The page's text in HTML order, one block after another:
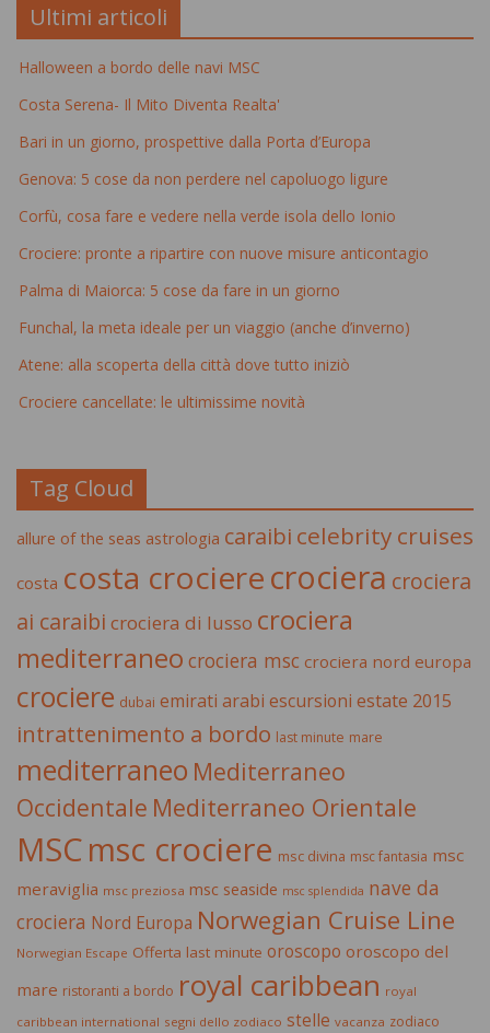
Ultimi articoli
Halloween a bordo delle navi MSC
Costa Serena- Il Mito Diventa Realta'
Bari in un giorno, prospettive dalla Porta d’Europa
Genova: 5 cose da non perdere nel capoluogo ligure
Corfù, cosa fare e vedere nella verde isola dello Ionio
Crociere: pronte a ripartire con nuove misure anticontagio
Palma di Maiorca: 5 cose da fare in un giorno
Funchal, la meta ideale per un viaggio (anche d’inverno)
Atene: alla scoperta della città dove tutto iniziò
Crociere cancellate: le ultimissime novità
Tag Cloud
allure of the seas astrologia caraibi celebrity cruises
costa costa crocierecrociera crociera
ai caraibi crociera di lusso crociera
mediterraneo crociera msc crociera nord europa
crociere dubai emirati arabi escursioni estate 2015
intrattenimento a bordo last minute mare
mediterraneo Mediterraneo
Occidentale Mediterraneo Orientale
MSCmsc crociere msc divina msc fantasia msc
meraviglia msc preziosa msc seaside msc splendida nave da
crociera Nord Europa Norwegian Cruise Line
Norwegian Escape Offerta last minute oroscopo oroscopo del
mare ristoranti a bordo royal caribbean royal
caribbean international segni dello zodiaco stelle vacanza zodiaco